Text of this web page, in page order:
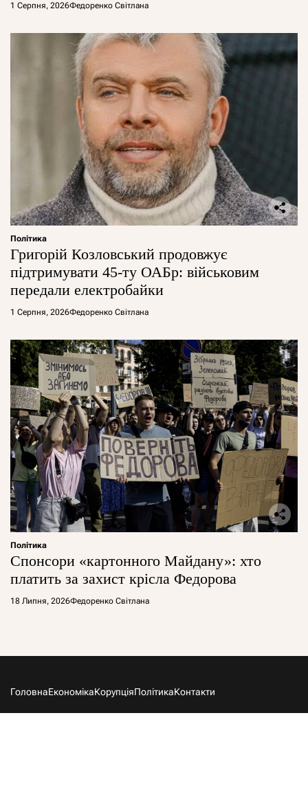
1 Серпня, 2026Федоренко Світлана
Політика
Григорій Козловський продовжує
підтримувати 45-ту ОАБр: військовим
передали електробайки
1 Серпня, 2026Федоренко Світлана
Політика
Спонсори «картонного Майдану»: хто
платить за захист крісла Федорова
18 Липня, 2026Федоренко Світлана
ГоловнаЕкономікаКорупціяПолітикаКонтакти